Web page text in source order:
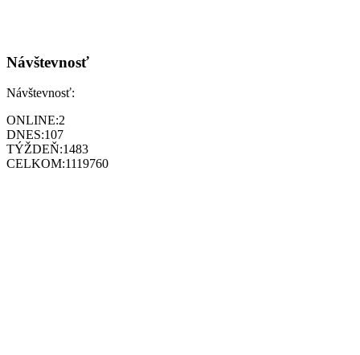
Návštevnosť
Návštevnosť:
ONLINE:2
DNES:107
TÝŽDEŇ:1483
CELKOM:1119760